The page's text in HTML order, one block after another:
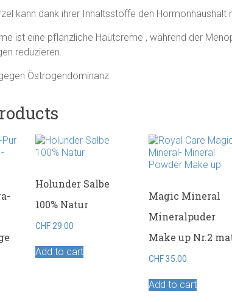
kann dank ihrer Inhaltsstoffe den Hormonhaushalt
ist eine pflanzliche Hautcreme , während der
reduzieren.
Östrogendominanz
Holunder Salbe
100% Natur
CHF 29.00
Add to cart
Magic Mineral
Mineralpuder
Make up Nr.2
CHF35.00
Add to cart